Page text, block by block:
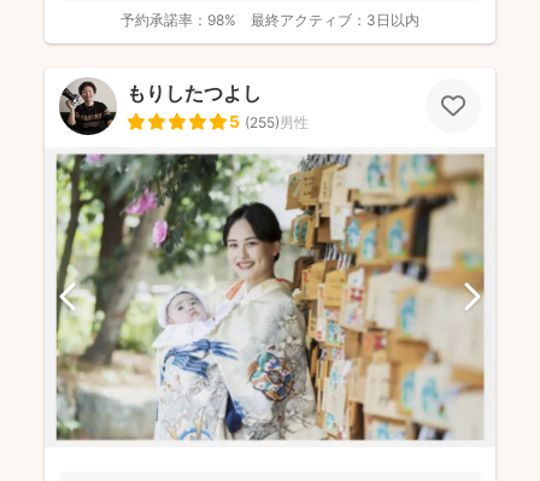
予約承諾率： 98% 最終アクティブ： 3日以内
もりしたつよし
5 (255)男性